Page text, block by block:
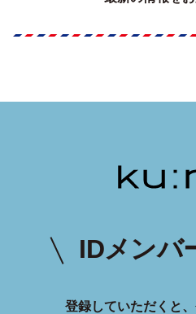
IDメンバ
登録していただくと